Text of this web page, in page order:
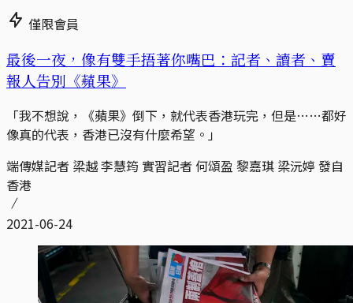
僅限會員
最後一夜，像有雙手捂著你嘴巴：記者、讀者、賣
報人告別《蘋果》
「我不想說，《蘋果》倒下，就代表香港玩完，但是……都好
像真的代表，香港已沒有什麼希望。」
端傳媒記者 梁越 李慧筠 實習記者 何頌盈 黎嘉琪 梁沅婷 發自
香港
2021-06-24